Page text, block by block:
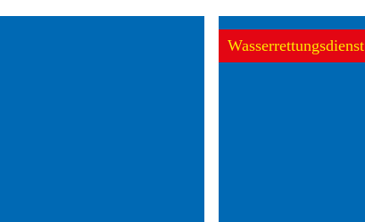
Wasserrettungsdienst